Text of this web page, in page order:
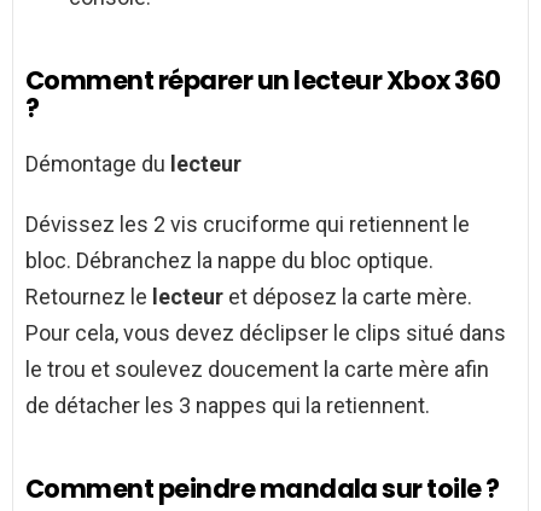
Comment réparer un lecteur Xbox 360
?
Démontage du lecteur
Dévissez les 2 vis cruciforme qui retiennent le
bloc. Débranchez la nappe du bloc optique.
Retournez le lecteur et déposez la carte mère.
Pour cela, vous devez déclipser le clips situé dans
le trou et soulevez doucement la carte mère afin
de détacher les 3 nappes qui la retiennent.
Comment peindre mandala sur toile ?